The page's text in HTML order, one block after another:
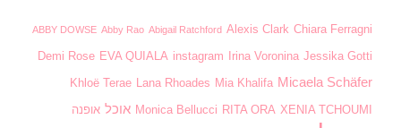
ABBY DOWSE Abby Rao Abigail Ratchford Alexis Clark Chiara Ferragni
Demi Rose EVA QUIALA instagram Irina Voronina Jessika Gotti
Khloë Terae Lana Rhoades Mia Khalifa Micaela Schäfer
Monica Bellucci RITA ORA XENIA TCHOUMI אוכל אופנה